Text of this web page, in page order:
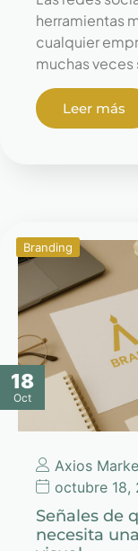
herramientas
cualquier
muchas
Leer más
18
Oct
Branding
Axios
octubre 18,
Señales de
necesita